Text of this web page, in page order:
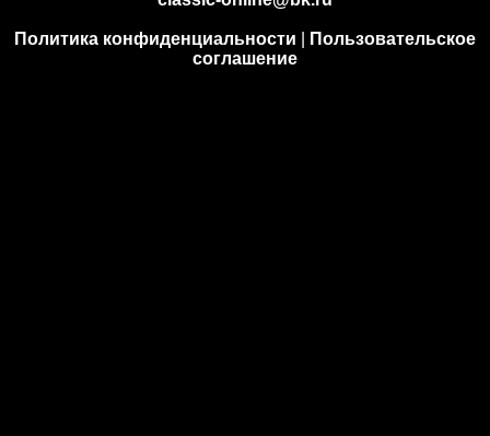
Политика конфиденциальности
Пользовательское
соглашение